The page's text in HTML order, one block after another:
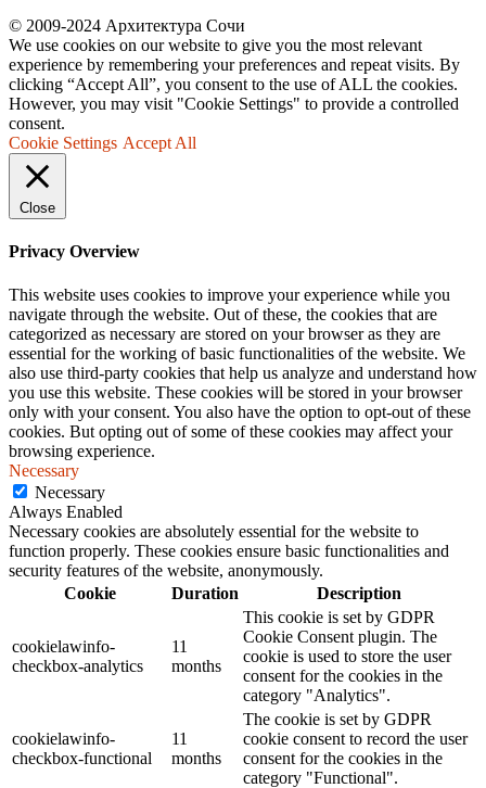
© 2009-2024 Архитектура Сочи
We use cookies on our website to give you the most relevant
experience by remembering your preferences and repeat visits. By
clicking “Accept All”, you consent to the use of ALL the cookies.
However, you may visit "Cookie Settings" to provide a controlled
consent.
Cookie Settings Accept All
Close
Privacy Overview
This website uses cookies to improve your experience while you
navigate through the website. Out of these, the cookies that are
categorized as necessary are stored on your browser as they are
essential for the working of basic functionalities of the website. We
also use third-party cookies that help us analyze and understand how
you use this website. These cookies will be stored in your browser
only with your consent. You also have the option to opt-out of these
cookies. But opting out of some of these cookies may affect your
browsing experience.
Necessary
Necessary
Always Enabled
Necessary cookies are absolutely essential for the website to
function properly. These cookies ensure basic functionalities and
security features of the website, anonymously.
Cookie
Duration Description
cookielawinfo-
checkbox-analytics
11
months
This cookie is set by GDPR
Cookie Consent plugin. The
cookie is used to store the user
consent for the cookies in the
category "Analytics".
cookielawinfo-
checkbox-functional
11
months
The cookie is set by GDPR
cookie consent to record the user
consent for the cookies in the
category "Functional".